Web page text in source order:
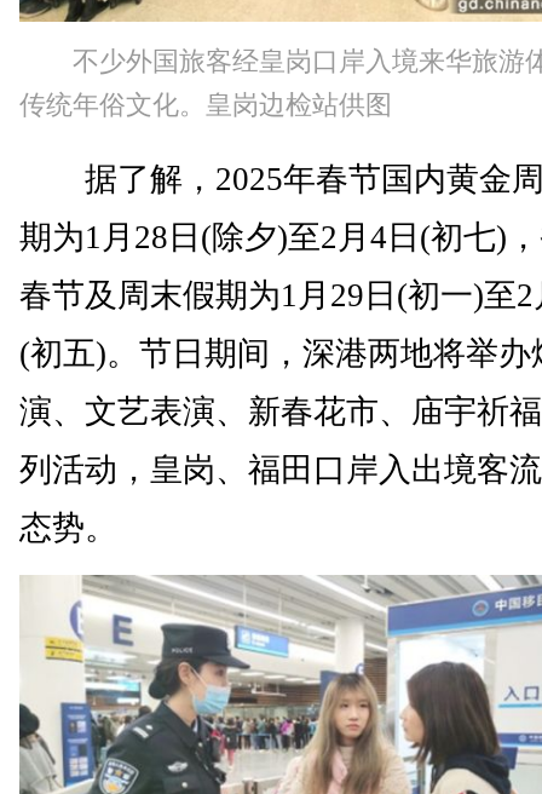
不少外国旅客经皇岗口岸入境来华旅游
传统年俗文化。皇岗边检站供图
据了解，2025年春节国内黄金
期为1月28日(除夕)至2月4日(初七)
春节及周末假期为1月29日(初一)至2
(初五)。节日期间，深港两地将举办
演、文艺表演、新春花市、庙宇祈
列活动，皇岗、福田口岸入出境客
态势。